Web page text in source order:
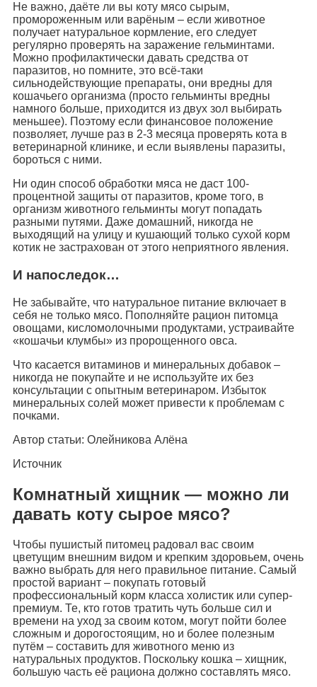
Не важно, даёте ли вы коту мясо сырым,
промороженным или варёным – если животное
получает натуральное кормление, его следует
регулярно проверять на заражение гельминтами.
Можно профилактически давать средства от
паразитов, но помните, это всё-таки
сильнодействующие препараты, они вредны для
кошачьего организма (просто гельминты вредны
намного больше, приходится из двух зол выбирать
меньшее). Поэтому если финансовое положение
позволяет, лучше раз в 2-3 месяца проверять кота в
ветеринарной клинике, и если выявлены паразиты,
бороться с ними.
Ни один способ обработки мяса не даст 100-
процентной защиты от паразитов, кроме того, в
организм животного гельминты могут попадать
разными путями. Даже домашний, никогда не
выходящий на улицу и кушающий только сухой корм
котик не застрахован от этого неприятного явления.
И напоследок…
Не забывайте, что натуральное питание включает в
себя не только мясо. Пополняйте рацион питомца
овощами, кисломолочными продуктами, устраивайте
«кошачьи клумбы» из пророщенного овса.
Что касается витаминов и минеральных добавок –
никогда не покупайте и не используйте их без
консультации с опытным ветеринаром. Избыток
минеральных солей может привести к проблемам с
почками.
Автор статьи: Олейникова Алёна
Источник
Комнатный хищник — можно ли
давать коту сырое мясо?
Чтобы пушистый питомец радовал вас своим
цветущим внешним видом и крепким здоровьем, очень
важно выбрать для него правильное питание. Самый
простой вариант – покупать готовый
профессиональный корм класса холистик или супер-
премиум. Те, кто готов тратить чуть больше сил и
времени на уход за своим котом, могут пойти более
сложным и дорогостоящим, но и более полезным
путём – составить для животного меню из
натуральных продуктов. Поскольку кошка – хищник,
большую часть её рациона должно составлять мясо.